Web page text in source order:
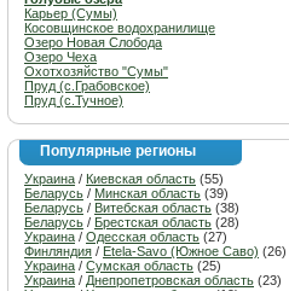
Карьер (Сумы)
Косовщинское водохранилище
Озеро Новая Слобода
Озеро Чеха
Охотхозяйство "Сумы"
Пруд (с.Грабовское)
Пруд (с.Тучное)
Популярные регионы
Украина / Киевская область (55)
Беларусь / Минская область (39)
Беларусь / Витебская область (38)
Беларусь / Брестская область (28)
Украина / Одесская область (27)
Финляндия / Etela-Savo (Южное Саво) (26)
Украина / Сумская область (25)
Украина / Днепропетровская область (23)